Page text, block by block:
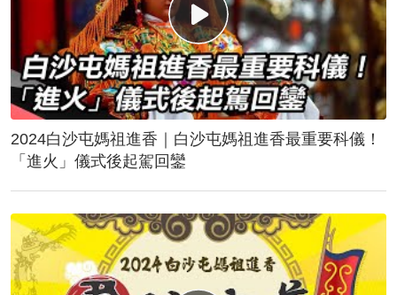
2024白沙屯媽祖進香｜白沙屯媽祖進香最重要科儀！
「進火」儀式後起駕回鑾